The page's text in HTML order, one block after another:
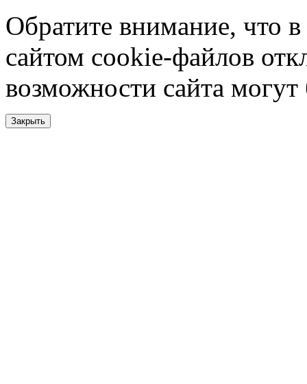
Обратите внимание, что в
сайтом cookie-файлов
возможности сайта
Закрыть